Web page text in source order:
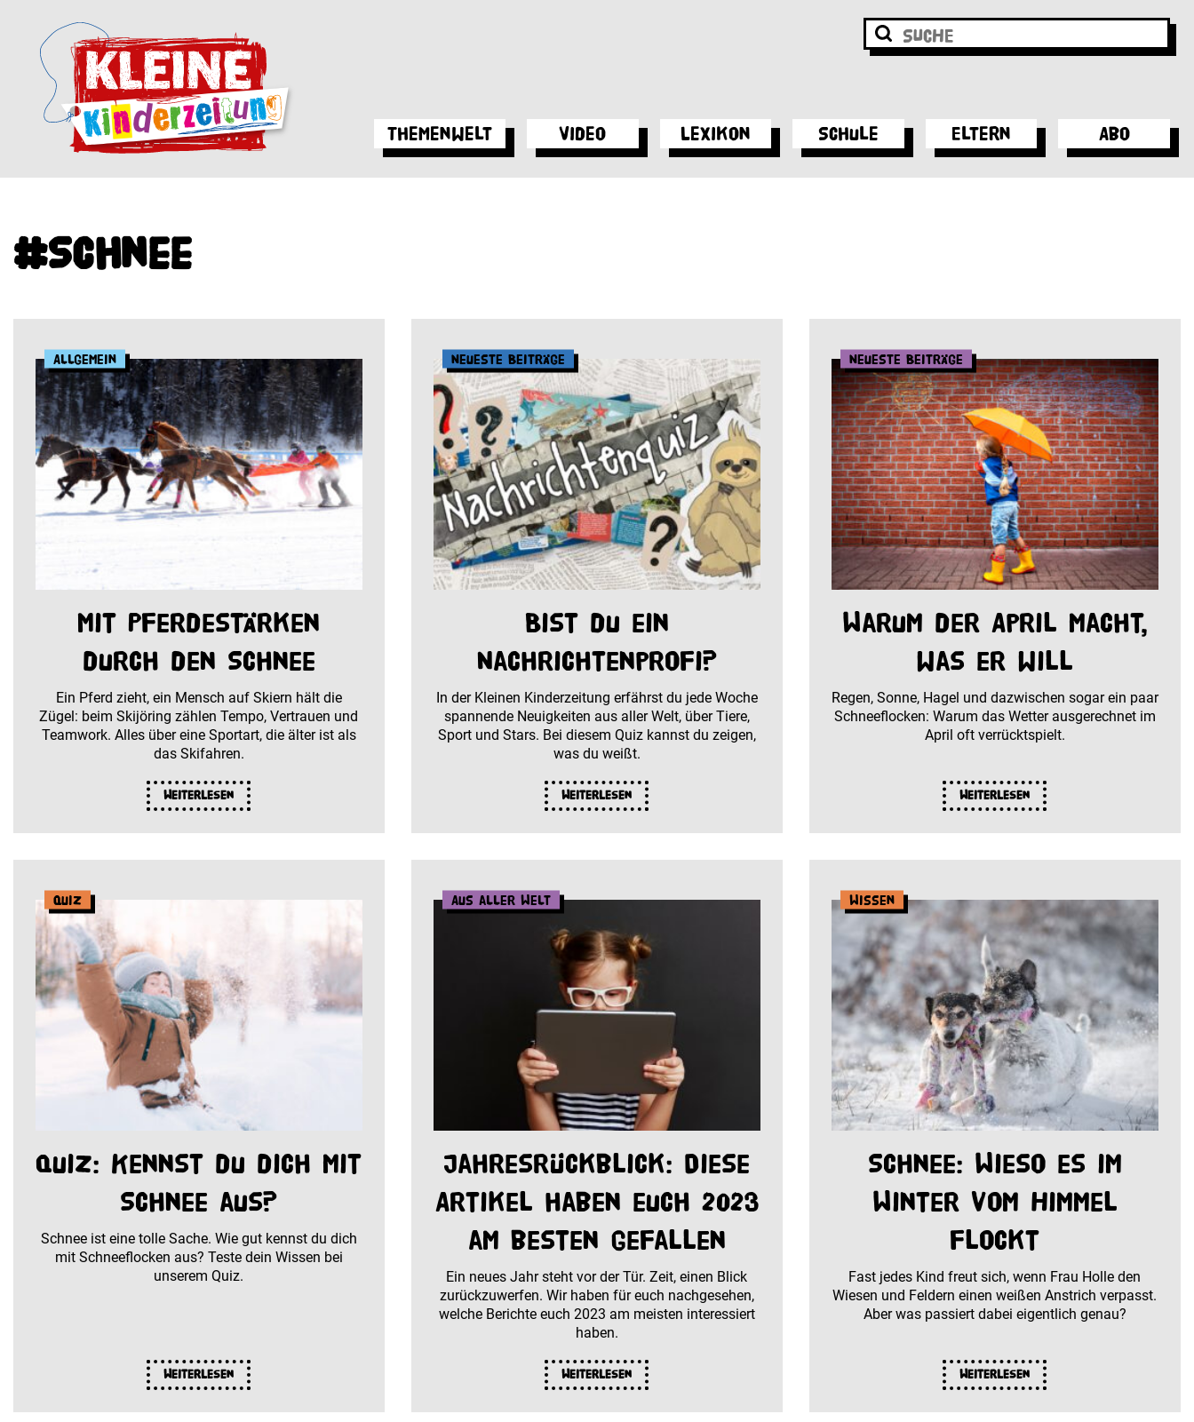
Themenwelt Video Lexikon Schule Eltern Abo
#Schnee
Allgemein
Mit Pferdestärken
durch den Schnee
Ein Pferd zieht, ein Mensch auf Skiern hält die
Zügel: beim Skijöring zählen Tempo, Vertrauen und
Teamwork. Alles über eine Sportart, die älter ist als
das Skifahren.
Weiterlesen
Neueste Beiträge
Bist du ein
Nachrichtenprofi?
In der Kleinen Kinderzeitung erfährst du jede Woche
spannende Neuigkeiten aus aller Welt, über Tiere,
Sport und Stars. Bei diesem Quiz kannst du zeigen,
was du weißt.
Weiterlesen
Neueste Beiträge
Warum der April macht,
was er will
Regen, Sonne, Hagel und dazwischen sogar ein paar
Schneeflocken: Warum das Wetter ausgerechnet im
April oft verrücktspielt.
Weiterlesen
Quiz
Quiz: Kennst du dich mit
Schnee aus?
Schnee ist eine tolle Sache. Wie gut kennst du dich
mit Schneeflocken aus? Teste dein Wissen bei
unserem Quiz.
Weiterlesen
Aus aller Welt
Jahresrückblick: Diese
Artikel haben euch 2023
am besten gefallen
Ein neues Jahr steht vor der Tür. Zeit, einen Blick
zurückzuwerfen. Wir haben für euch nachgesehen,
welche Berichte euch 2023 am meisten interessiert
haben.
Weiterlesen
Wissen
Schnee: Wieso es im
Winter vom Himmel
flockt
Fast jedes Kind freut sich, wenn Frau Holle den
Wiesen und Feldern einen weißen Anstrich verpasst.
Aber was passiert dabei eigentlich genau?
Weiterlesen